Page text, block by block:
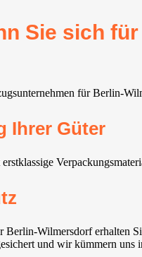
Sie sich
für Berlin-
Ihrer Güter
Wilmersdorf erhalten
und wir kümmern